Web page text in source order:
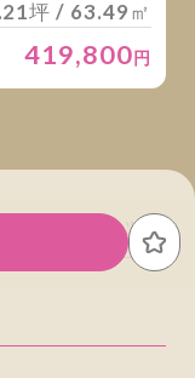
坪 / 63.49㎡
419,800円
お
関西版トップ